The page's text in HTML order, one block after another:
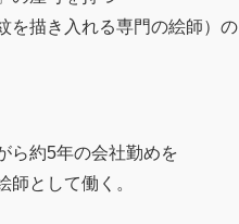
を描き入れる専門の絵師）の
ら約5年の会社勤めを
師として働く。